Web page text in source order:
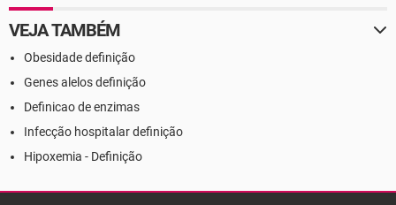
VEJA TAMBÉM
Obesidade definição
Genes alelos definição
Definicao de enzimas
Infecção hospitalar definição
Hipoxemia - Definição